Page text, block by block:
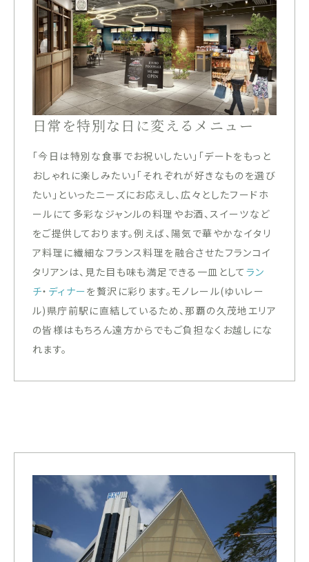
日常を特別な日に変えるメニュー
「今日は特別な食事でお祝いしたい」「デートをもっと
おしゃれに楽しみたい」「それぞれが好きなものを選び
たい」といったニーズにお応えし、広々としたフードホ
ールにて多彩なジャンルの料理やお酒、スイーツなど
をご提供しております。例えば、陽気で華やかなイタリ
ア料理に繊細なフランス料理を融合させたフランコイ
タリアンは、見た目も味も満足できる一皿として ラン
チ・ ディナーを贅沢に彩ります。モノレール(ゆいレー
ル)県庁前駅に直結しているため、那覇の久茂地エリア
の皆様はもちろん遠方からでもご負担なくお越しにな
れます。